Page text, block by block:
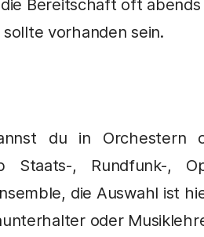
Bereitschaft oft
vorhanden sein.
du in Orchestern
Staats-, Rundfunk-,
die Auswahl ist
oder